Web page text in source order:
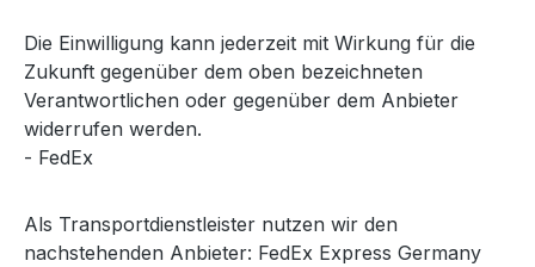
Die Einwilligung kann jederzeit mit Wirkung für die
Zukunft gegenüber dem oben bezeichneten
Verantwortlichen oder gegenüber dem Anbieter
widerrufen werden.
- FedEx
Als Transportdienstleister nutzen wir den
nachstehenden Anbieter: FedEx Express Germany